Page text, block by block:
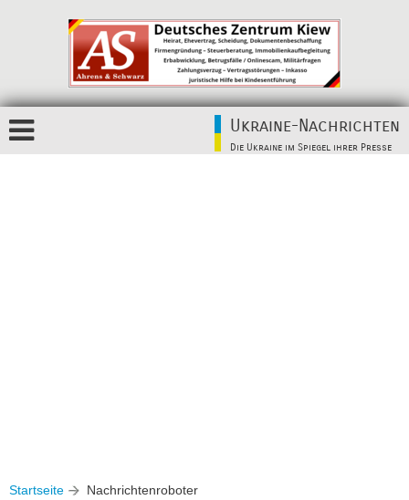
Ukraine-Nachrichten
Die Ukraine im Spiegel ihrer Presse
Startseite Nachrichtenroboter